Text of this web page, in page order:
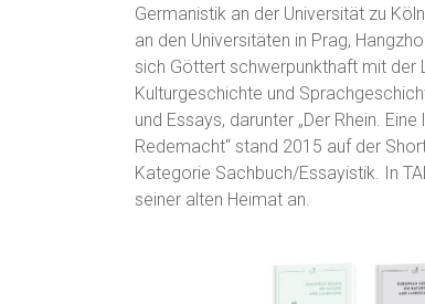
Germanistik an der Universität zu
an den Universitäten in Prag,
sich Göttert schwerpunkthaft mit der
Kulturgeschichte und
und Essays, darunter „Der Rhein.
Redemacht“ stand 2015 auf der
Kategorie Sachbuch/Essayistik. In
seiner alten Heimat an.